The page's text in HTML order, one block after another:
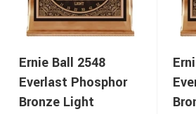
Ernie Ball 2548
Everlast Phosphor
Bronze Light